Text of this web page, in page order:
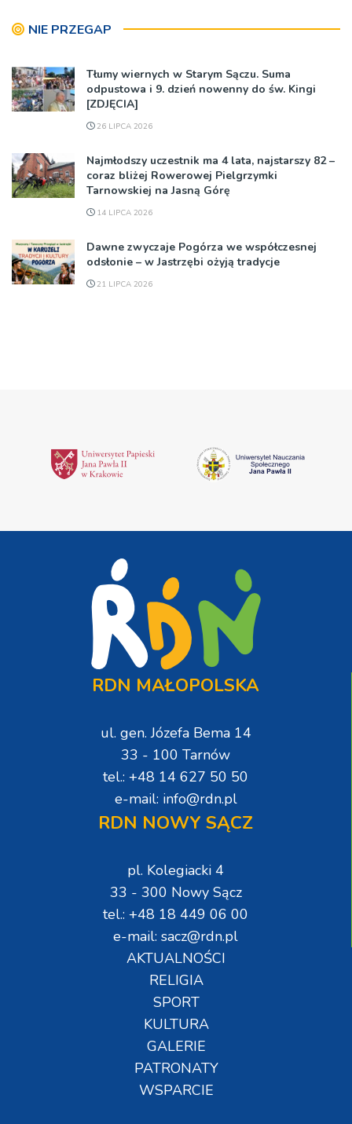
NIE PRZEGAP
Tłumy wiernych w Starym Sączu. Suma
odpustowa i 9. dzień nowenny do św. Kingi
[ZDJĘCIA]
26 LIPCA 2026
Najmłodszy uczestnik ma 4 lata, najstarszy 82 –
coraz bliżej Rowerowej Pielgrzymki
Tarnowskiej na Jasną Górę
14 LIPCA 2026
Dawne zwyczaje Pogórza we współczesnej
odsłonie – w Jastrzębi ożyją tradycje
21 LIPCA 2026
RDN MAŁOPOLSKA
ul. gen. Józefa Bema 14
33 - 100 Tarnów
tel.: +48 14 627 50 50
e-mail: info@rdn.pl
RDN NOWY SĄCZ
pl. Kolegiacki 4
33 - 300 Nowy Sącz
tel.: +48 18 449 06 00
e-mail: sacz@rdn.pl
AKTUALNOŚCI
RELIGIA
SPORT
KULTURA
GALERIE
PATRONATY
WSPARCIE